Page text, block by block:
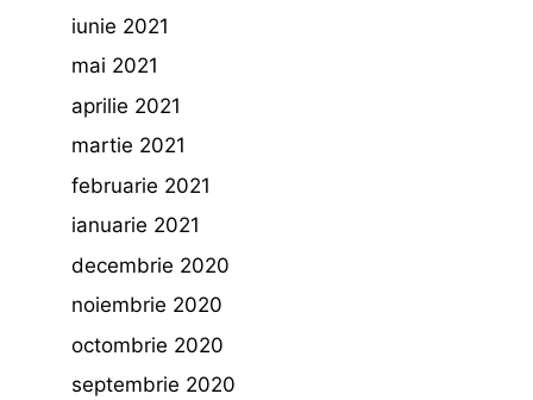
iunie 2021
mai 2021
aprilie 2021
martie 2021
februarie 2021
ianuarie 2021
decembrie 2020
noiembrie 2020
octombrie 2020
septembrie 2020